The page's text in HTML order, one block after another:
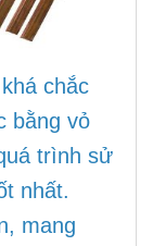
chắc
bằng vỏ
trình sử
nhất.
mang